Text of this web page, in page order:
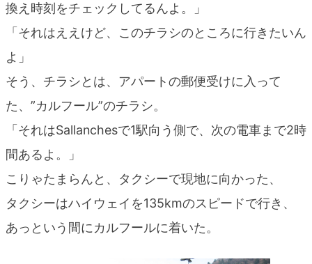
換え時刻をチェックしてるんよ。」
「それはええけど、このチラシのところに行きたいん
よ」
そう、チラシとは、アパートの郵便受けに入って
た、”カルフール”のチラシ。
「それはSallanchesで1駅向う側で、次の電車まで2時
間あるよ。」
こりゃたまらんと、タクシーで現地に向かった、
タクシーはハイウェイを135kmのスピードで行き、
あっという間にカルフールに着いた。